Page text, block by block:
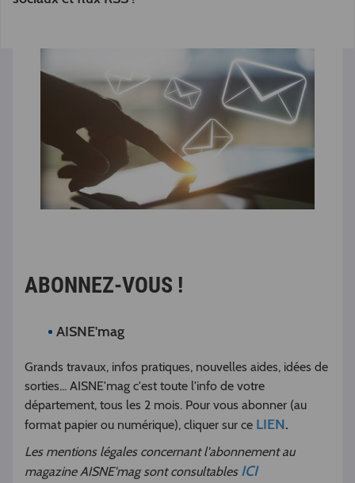
ABONNEZ-VOUS !
AISNE'mag
Grands travaux, infos pratiques, nouvelles aides, idées de
sorties... AISNE'mag c'est toute l'info de votre
département, tous les 2 mois. Pour vous abonner (au
format papier ou numérique), cliquer sur ce LIEN.
Les mentions légales concernant l'abonnement au
magazine AISNE'mag sont consultables ICI